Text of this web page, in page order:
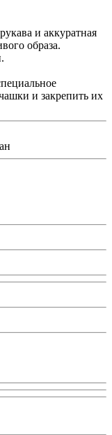
и аккуратная
образа.
и закрепить их